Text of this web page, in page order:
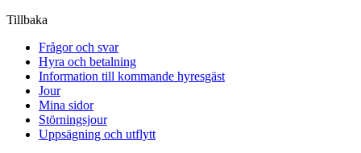
Tillbaka
Frågor och svar
Hyra och betalning
Information till kommande hyresgäst
Jour
Mina sidor
Störningsjour
Uppsägning och utflytt